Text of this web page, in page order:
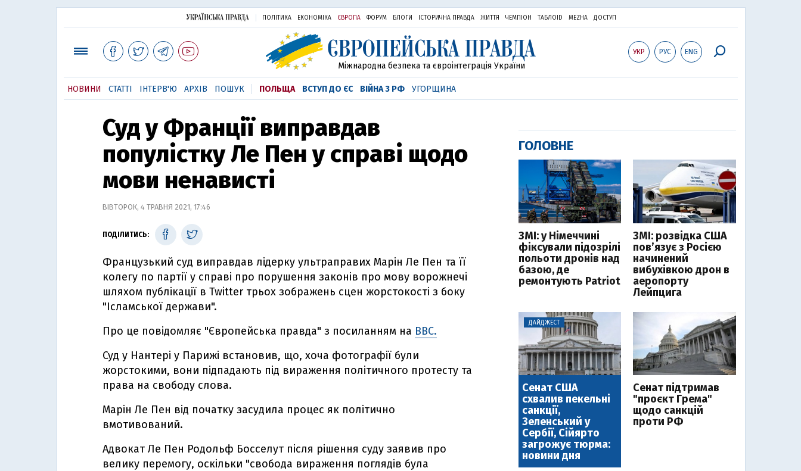
ПОЛІТИКА ЕКОНОМІКА ЄВРОПА ФОРУМ БЛОГИ ІСТОРИЧНА ПРАВДА ЖИТТЯ ЧЕМПІОН ТАБЛОID MEZHA ДОСТУП
УКР РУС ENG
Міжнародна безпека та євроінтеграція України
НОВИНИ СТАТТІ ІНТЕРВ'Ю АРХІВ ПОШУК ПОЛЬЩА ВСТУП ДО ЄС ВІЙНА З РФ УГОРЩИНА
Суд у Франції виправдав
популістку Ле Пен у справі щодо
мови ненависті
ВІВТОРОК, 4 ТРАВНЯ 2021, 17:46
ПОДІЛИТИСЬ:
Французький суд виправдав лідерку ультраправих Марін Ле Пен та її
колегу по партії у справі про порушення законів про мову ворожнечі
шляхом публікації в Twitter трьох зображень сцен жорстокості з боку
"Ісламської держави".
Про це повідомляє "Європейська правда" з посиланням на BBC.
Суд у Нантері у Парижі встановив, що, хоча фотографії були
жорстокими, вони підпадають під вираження політичного протесту та
права на свободу слова.
Марін Ле Пен від початку засудила процес як політично
вмотивований.
Адвокат Ле Пен Родольф Босселут після рішення суду заявив про
велику перемогу, оскільки "свобода вираження поглядів була
ГОЛОВНЕ
ЗМІ: у Німеччині
фіксували підозрілі
польоти дронів над
базою, де
ремонтують Patriot
ЗМІ: розвідка США
пов’язує з Росією
начинений
вибухівкою дрон в
аеропорту
Лейпцига
ДАЙДЖЕСТ
Сенат США
схвалив пекельні
санкції,
Зеленський у
Сербії, Сійярто
загрожує тюрма:
новини дня
Cенат підтримав
"проєкт Грема"
щодо санкцій
проти РФ